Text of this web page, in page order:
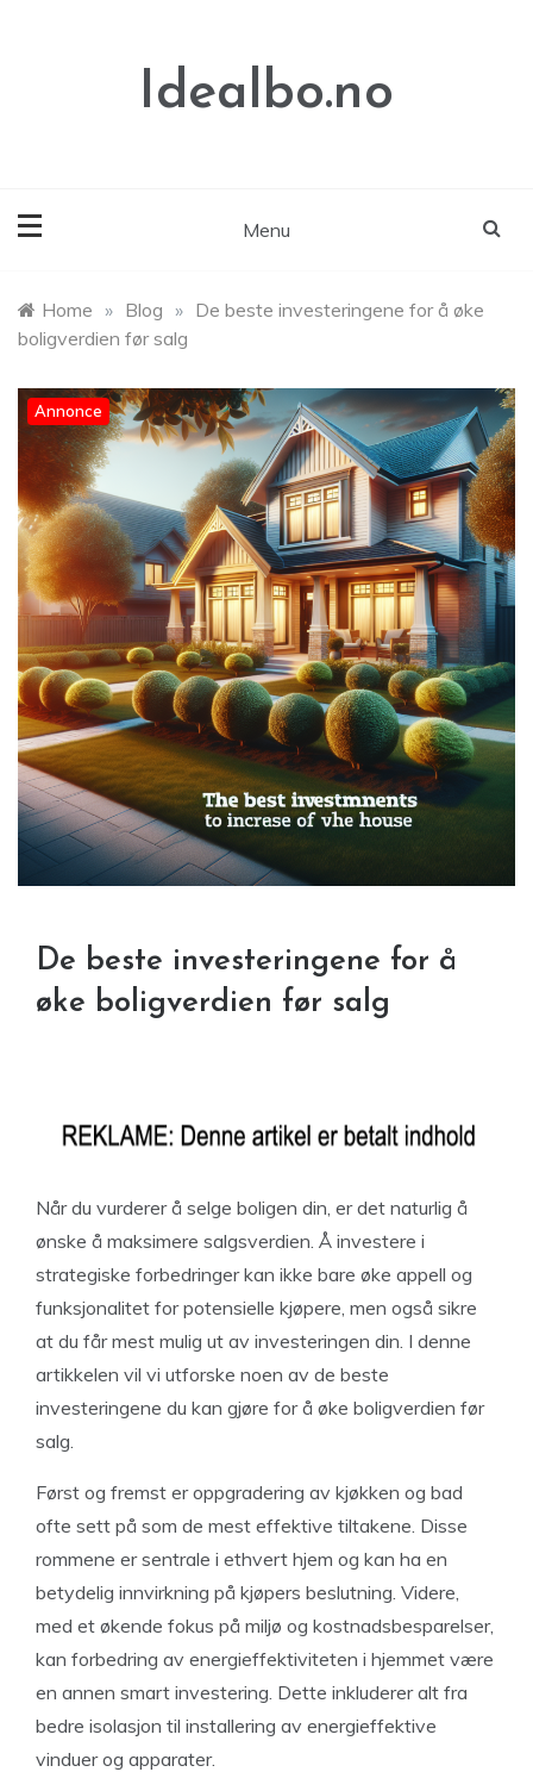
Idealbo.no
Menu
Home » Blog » De beste investeringene for å øke
boligverdien før salg
Annonce
De beste investeringene for å
øke boligverdien før salg
Når du vurderer å selge boligen din, er det naturlig å
ønske å maksimere salgsverdien. Å investere i
strategiske forbedringer kan ikke bare øke appell og
funksjonalitet for potensielle kjøpere, men også sikre
at du får mest mulig ut av investeringen din. I denne
artikkelen vil vi utforske noen av de beste
investeringene du kan gjøre for å øke boligverdien før
salg.
Først og fremst er oppgradering av kjøkken og bad
ofte sett på som de mest effektive tiltakene. Disse
rommene er sentrale i ethvert hjem og kan ha en
betydelig innvirkning på kjøpers beslutning. Videre,
med et økende fokus på miljø og kostnadsbesparelser,
kan forbedring av energieffektiviteten i hjemmet være
en annen smart investering. Dette inkluderer alt fra
bedre isolasjon til installering av energieffektive
vinduer og apparater.